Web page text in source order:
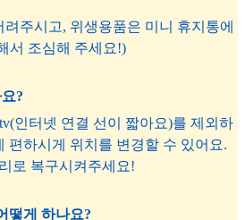
주시고, 위생용품은 미니 휴지통에
서 조심해 주세요!)
?
인터넷 연결 선이 짧아요)를 제외하
편하시게 위치를 변경할 수 있어요.
로 복구시켜주세요!
떻게 하나요?